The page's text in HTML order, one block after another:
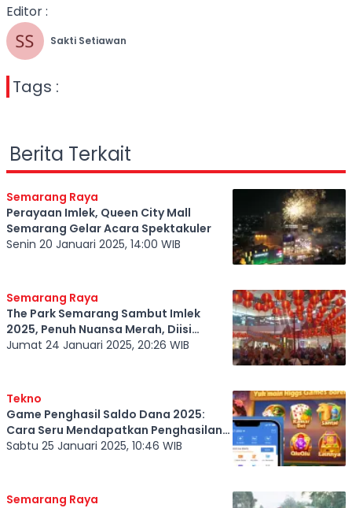
Editor :
Sakti Setiawan
Tags :
Berita Terkait
Semarang Raya
Perayaan Imlek, Queen City Mall
Semarang Gelar Acara Spektakuler
Senin 20 Januari 2025, 14:00 WIB
Semarang Raya
The Park Semarang Sambut Imlek
2025, Penuh Nuansa Merah, Diisi
Banyak Hiburan
Jumat 24 Januari 2025, 20:26 WIB
Tekno
Game Penghasil Saldo Dana 2025:
Cara Seru Mendapatkan Penghasilan
Tambahan
Sabtu 25 Januari 2025, 10:46 WIB
Semarang Raya